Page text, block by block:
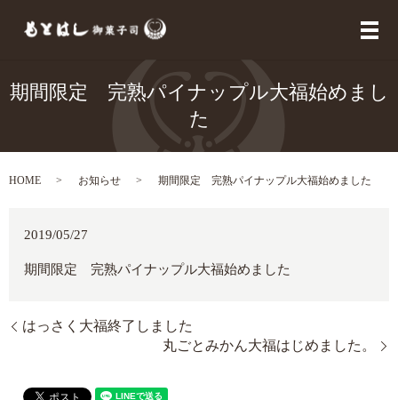
メ
期間限定 完熟パイナップル大福始めまし
た
HOME お知らせ 期間限定 完熟パイナップル大福始めました
2019/05/27
期間限定 完熟パイナップル大福始めました
はっさく大福終了しました
丸ごとみかん大福はじめました。